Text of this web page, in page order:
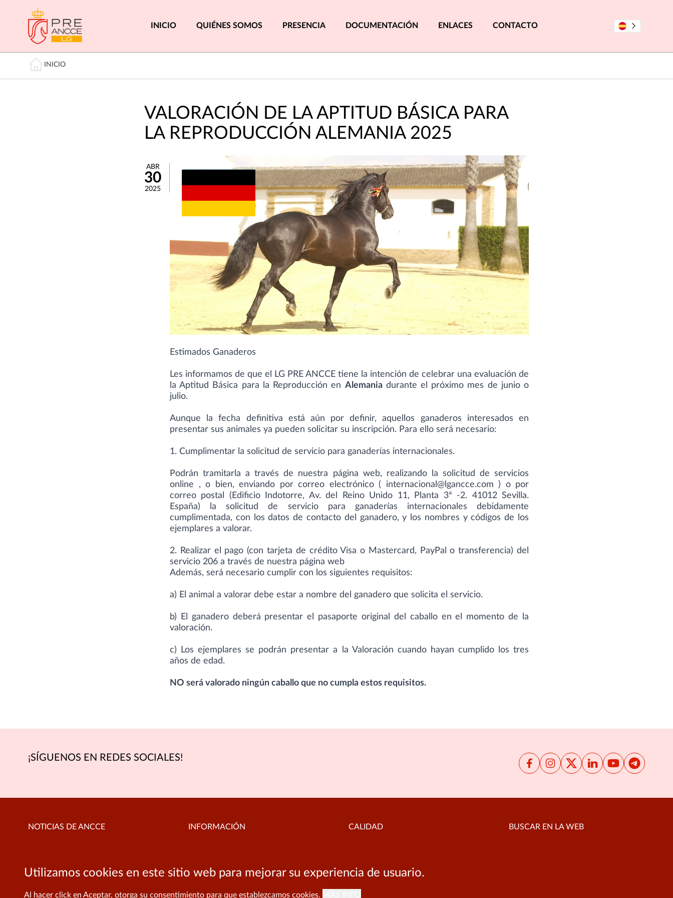
contenido
principal
Menú principal
INICIO QUIÉNES SOMOS PRESENCIA DOCUMENTACIÓN ENLACES CONTACTO
Miga de pan
INICIO
VALORACIÓN DE LA APTITUD BÁSICA PARA
LA REPRODUCCIÓN ALEMANIA 2025
ABR
30
2025
Estimados Ganaderos
Les informamos de que el LG PRE ANCCE tiene la intención de celebrar una evaluación de
la Aptitud Básica para la Reproducción en Alemaniadurante el próximo mes de junio o
julio.
Aunque la fecha definitiva está aún por definir, aquellos ganaderos interesados en
presentar sus animales ya pueden solicitar su inscripción. Para ello será necesario:
1. Cumplimentar la solicitud de servicio para ganaderías internacionales.
Podrán tramitarla a través de nuestra página web, realizando la solicitud de servicios
online , o bien, enviando por correo electrónico ( internacional@lgancce.com ) o por
correo postal (Edificio Indotorre, Av. del Reino Unido 11, Planta 3ª -2. 41012 Sevilla.
España) la solicitud de servicio para ganaderías internacionales debidamente
cumplimentada, con los datos de contacto del ganadero, y los nombres y códigos de los
ejemplares a valorar.
2. Realizar el pago (con tarjeta de crédito Visa o Mastercard, PayPal o transferencia) del
servicio 206 a través de nuestra página web
Además, será necesario cumplir con los siguientes requisitos:
a) El animal a valorar debe estar a nombre del ganadero que solicita el servicio.
b) El ganadero deberá presentar el pasaporte original del caballo en el momento de la
valoración.
c) Los ejemplares se podrán presentar a la Valoración cuando hayan cumplido los tres
años de edad.
NO será valorado ningún caballo que no cumpla estos requisitos.
¡SÍGUENOS EN REDES SOCIALES!
NOTICIAS DE ANCCE
Ir a la web de ANCCE
INFORMACIÓN
Política de privacidad
CALIDAD
Buzón de notificaciones
BUSCAR EN LA WEB
Utilizamos cookies en este sitio web para mejorar su experiencia de usuario.
Al hacer click en Aceptar, otorga su consentimiento para que establezcamos cookies.